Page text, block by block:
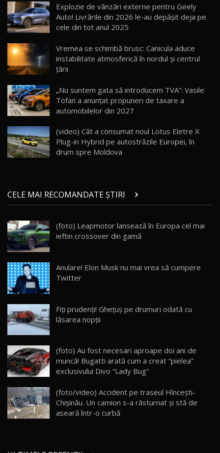
16
AutoBlogMD
13:10
17
30:08
Noul Geely EX5 EM-i care a cucerit Moldova
AutoBlog.MD
23:36
20
Noul ZEEKR 7X / Test Drive AutoBlog.MD
29:08
21
AutoBlog.MD
16:59
22
Noua Mazda 6e / Test Drive AutoBlog.MD
26:59
23
Lynk & Co 01 / Test Drive AutoBlog.MD
25:19
24
Van Electric Testat în Moldova / AutoBlog.MD
26:38
25
mai Exclusiv și Puternic Defender Testat în
Moldova
32:21
26
AutoBlog.MD
10:57
Explozie de vânzări externe pentru Geely
Auto! Livrările din 2026 le-au depășit deja pe
cele din tot anul 2025
Vremea se schimbă brusc: Canicula aduce
instabilitate atmosferică în nordul și centrul
țării
„Nu suntem gata să introducem TVA”: Vasile
Tofan a anunțat propuneri de taxare a
automobilelor din 2027
(video) Cât a consumat noul Lotus Eletre X
Plug-in Hybrid pe autostrăzile Europei, în
drum spre Moldova
CELE MAI RECOMANDATE ȘTIRI
(foto) Leapmotor lansează în Europa cel mai
ieftin crossover din gamă
Anulare! Elon Musk nu mai vrea să cumpere
Twitter
Fiți prudenți! Ghețuș pe drumuri odată cu
lăsarea nopții
(foto) Au fost necesari aproape doi ani de
muncă! Bugatti arată cum a creat “pielea”
exclusivului Divo “Lady Bug”
(foto/video) Accident pe traseul Hîncești-
Chișinău. Un camion s-a răsturnat şi stă de
aseară într-o curbă